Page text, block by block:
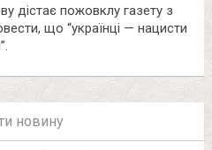
дістає пожовклу газету з
що “українці — нацисти
новину